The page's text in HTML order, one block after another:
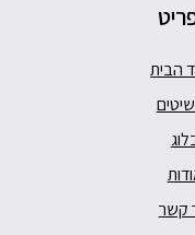
הבית
קשר